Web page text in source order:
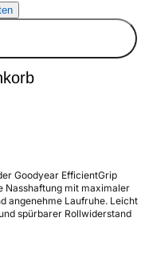
Goodyear EfficientGrip
Nasshaftung mit maximaler
angenehme Laufruhe. Leicht
spürbarer Rollwiderstand